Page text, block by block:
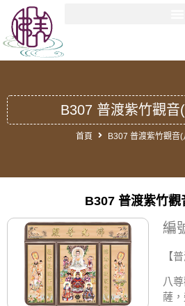
B307 普渡紫竹觀音
首頁 B307 普渡紫竹觀音(
B307 普渡紫竹觀
編
【
八
薩